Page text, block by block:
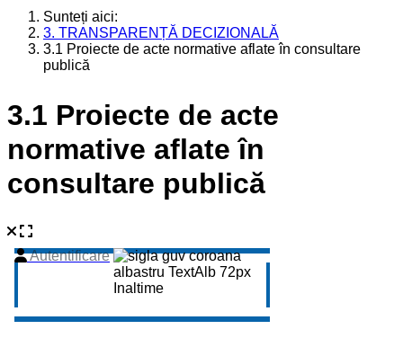
Sunteți aici:
3. TRANSPARENȚĂ DECIZIONALĂ
3.1 Proiecte de acte normative aflate în consultare
publică
3.1 Proiecte de acte
normative aflate în
consultare publică